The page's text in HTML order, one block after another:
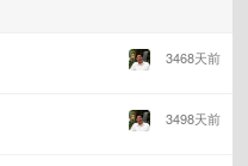
3468天前
3498天前